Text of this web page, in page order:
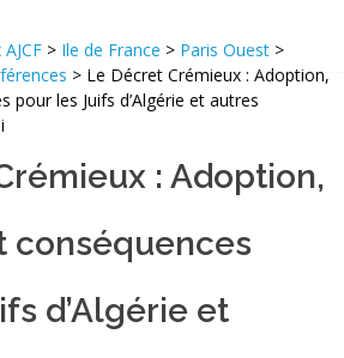
> Ile de France > Paris Ouest >
> Le Décret Crémieux : Adoption,
pour les Juifs d’Algérie et autres
: Adoption,
conséquences
d’Algérie et